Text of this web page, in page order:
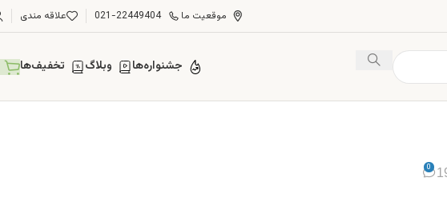
موقعیت ما 021-22449404 علاقه مندی
جشنواره‌ها وبلاگ تخفیف‌ها
0